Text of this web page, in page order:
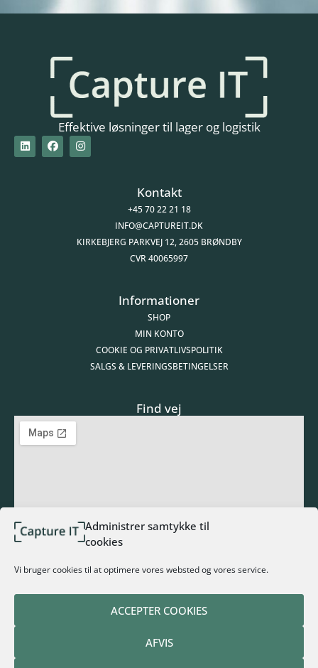
Administrer samtykke til
cookies
Vi bruger cookies til at optimere vores websted og vores service.
ACCEPTER COOKIES
AFVIS
Effektive løsninger til lager og logistik
Kontakt
+45 70 22 21 18
INFO@CAPTUREIT.DK
KIRKEBJERG PARKVEJ 12, 2605 BRØNDBY
CVR 40065997
Informationer
SHOP
MIN KONTO
COOKIE OG PRIVATLIVSPOLITIK
SALGS & LEVERINGSBETINGELSER
Find vej
Tilmeld nyhedsbrev
Alternative: